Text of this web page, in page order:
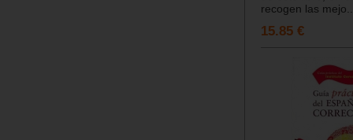
recogen las
15.85 €